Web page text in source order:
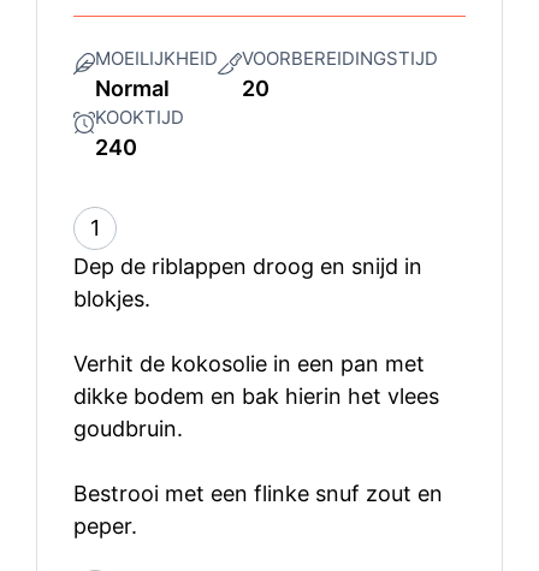
MOEILIJKHEID
Normal
VOORBEREIDINGSTIJD
20
KOOKTIJD
240
1
Dep de riblappen droog en snijd in
blokjes.
Verhit de kokosolie in een pan met
dikke bodem en bak hierin het vlees
goudbruin.
Bestrooi met een flinke snuf zout en
peper.